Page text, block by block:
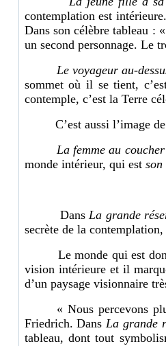
contemplation est
Dans son célèbre tableau :
un second personnage. Le
Le voyageur au-
sommet où il se tient,
contemple, c’est la Terre
C’est aussi l’image de
La femme au
monde intérieur, qui est son
DansLa grande
secrète de la
Le monde qui est donné
vision intérieure et il
d’un paysage visionnaire
« Nous percevons
Friedrich. DansLa grande
tableau, dont tout